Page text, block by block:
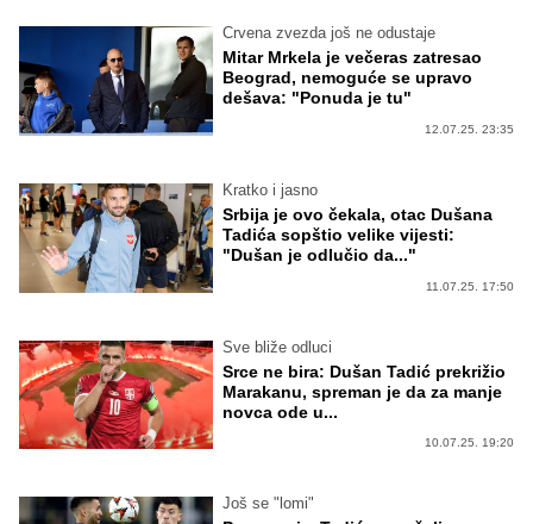
Crvena zvezda još ne odustaje
Mitar Mrkela je večeras zatresao
Beograd, nemoguće se upravo
dešava: "Ponuda je tu"
12.07.25. 23:35
Kratko i jasno
Srbija je ovo čekala, otac Dušana
Tadića sopštio velike vijesti:
"Dušan je odlučio da..."
11.07.25. 17:50
Sve bliže odluci
Srce ne bira: Dušan Tadić prekrižio
Marakanu, spreman je da za manje
novca ode u...
10.07.25. 19:20
Još se "lomi"